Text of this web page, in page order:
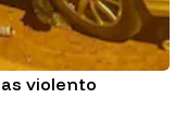
violento